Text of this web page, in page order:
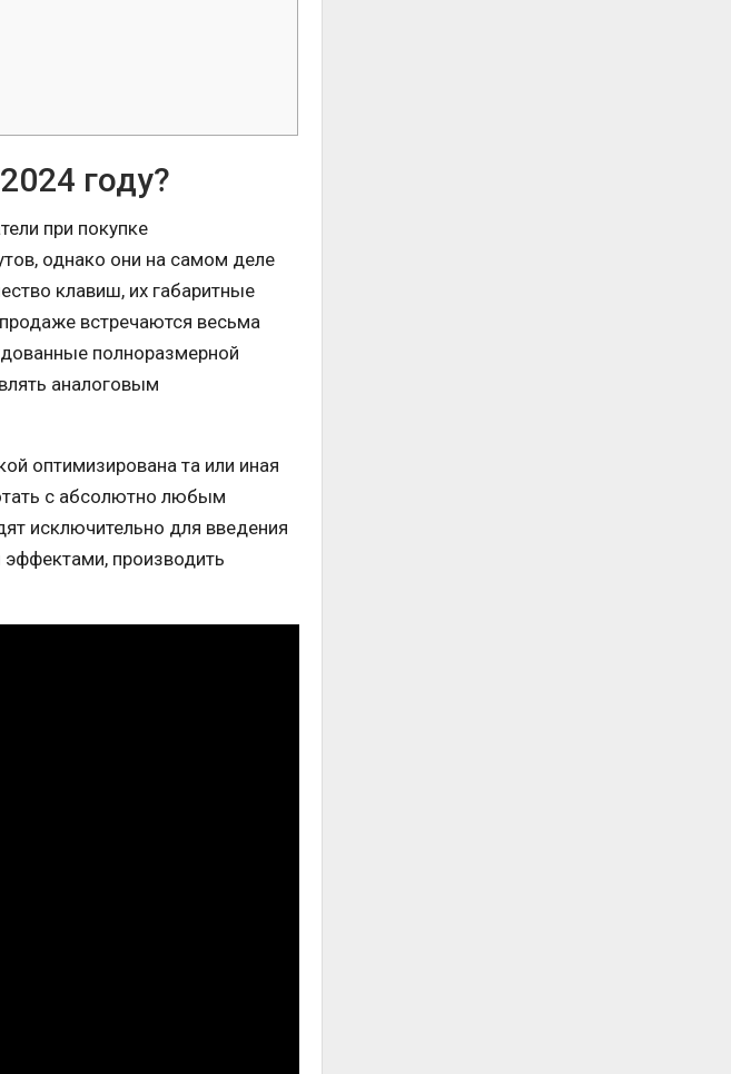
году?
при покупке
однако они на самом деле
клавиш, их габаритные
встречаются весьма
полноразмерной
аналоговым
оптимизирована та или иная
с абсолютно любым
исключительно для введения
производить